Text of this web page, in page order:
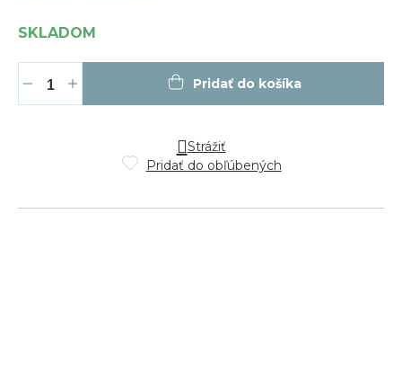
SKLADOM
Pridať do košíka
Strážiť
Pridať do obľúbených